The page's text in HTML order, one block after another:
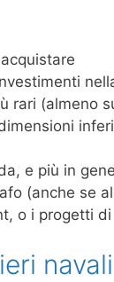
rari (almeno
e più in
(anche se
o i progetti